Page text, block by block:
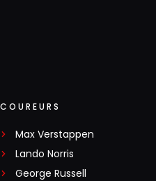
COUREURS
Max Verstappen
Lando Norris
George Russell